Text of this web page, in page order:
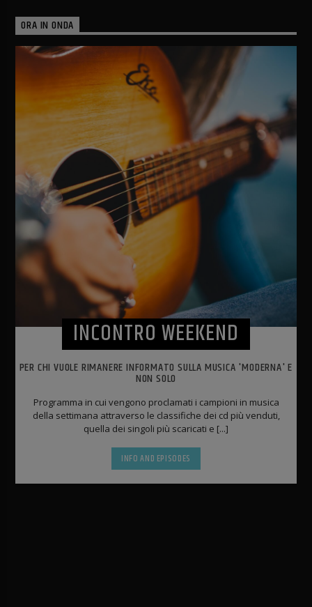
ORA IN ONDA
INCONTRO WEEKEND
PER CHI VUOLE RIMANERE INFORMATO SULLA MUSICA 'MODERNA' E
NON SOLO
Programma in cui vengono proclamati i campioni in musica
della settimana attraverso le classifiche dei cd più venduti,
quella dei singoli più scaricati e [...]
INFO AND EPISODES